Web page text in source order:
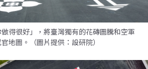
得很好」，將臺灣獨有的花磚圖騰和空軍
地圖。（圖片提供：設研院）